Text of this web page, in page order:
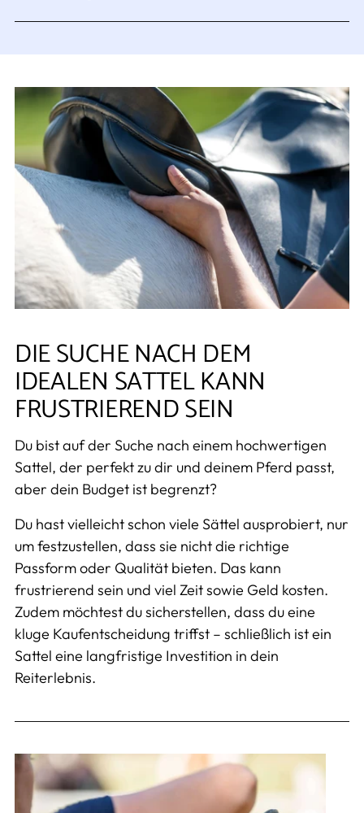
DIE SUCHE NACH DEM
IDEALEN SATTEL KANN
FRUSTRIEREND SEIN
Du bist auf der Suche nach einem hochwertigen
Sattel, der perfekt zu dir und deinem Pferd passt,
aber dein Budget ist begrenzt?
Du hast vielleicht schon viele Sättel ausprobiert, nur
um festzustellen, dass sie nicht die richtige
Passform oder Qualität bieten. Das kann
frustrierend sein und viel Zeit sowie Geld kosten.
Zudem möchtest du sicherstellen, dass du eine
kluge Kaufentscheidung triffst – schließlich ist ein
Sattel eine langfristige Investition in dein
Reiterlebnis.